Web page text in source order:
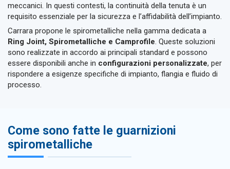
meccanici. In questi contesti, la continuità della tenuta è un
requisito essenziale per la sicurezza e l’affidabilità dell’impianto.
Carrara propone le spirometalliche nella gamma dedicata a
Ring Joint, Spirometalliche e Camprofile. Queste soluzioni
sono realizzate in accordo ai principali standard e possono
essere disponibili anche in configurazioni personalizzate, per
rispondere a esigenze specifiche di impianto, flangia e fluido di
processo.
Come sono fatte le guarnizioni
spirometalliche